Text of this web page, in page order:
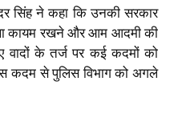
सिंह ने कहा कि उनकी सरकार
कायम रखने और आम आदमी की
वादों के तर्ज पर कई कदमों को
कदम से पुलिस विभाग को अगले